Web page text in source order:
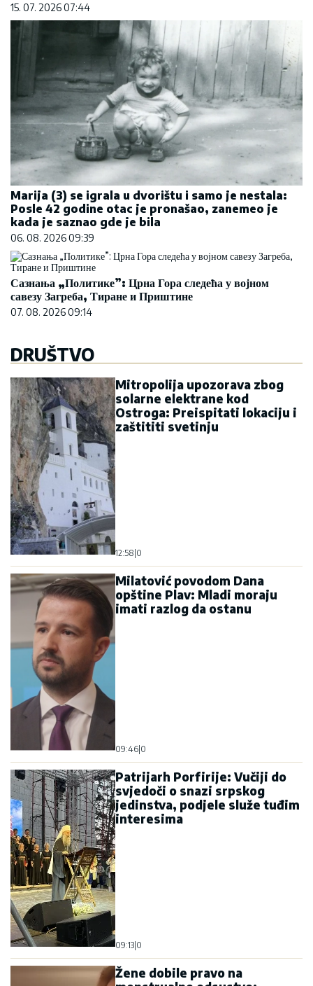
15. 07. 2026 07:44
Marija (3) se igrala u dvorištu i samo je nestala:
Posle 42 godine otac je pronašao, zanemeo je
kada je saznao gde je bila
06. 08. 2026 09:39
Сазнања „Политике”: Црна Гора следећа у војном
савезу Загреба, Тиране и Приштине
07. 08. 2026 09:14
DRUŠTVO
Mitropolija upozorava zbog
solarne elektrane kod
Ostroga: Preispitati lokaciju i
zaštititi svetinju
12:58|0
Milatović povodom Dana
opštine Plav: Mladi moraju
imati razlog da ostanu
09:46|0
Patrijarh Porfirije: Vučiji do
svjedoči o snazi srpskog
jedinstva, podjele služe tuđim
interesima
09:13|0
Žene dobile pravo na